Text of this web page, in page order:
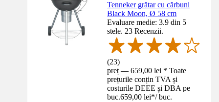
Tenneker grătar cu cărbuni
Black Moon, Ø 58 cm
Evaluare medie: 3.9 din 5
stele. 23 Recenzii.
(23)
preț — 659,00 lei * Toate
prețurile conțin TVA și
costurile DEEE și DBA pe
buc.659,00 lei*/ buc.